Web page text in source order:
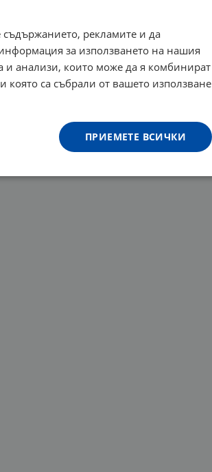
рекламите и да
за използването на нашия
и анализи, които може да я комбинират
която са събрали от вашето използване
ПРИЕМЕТЕ ВСИЧКИ